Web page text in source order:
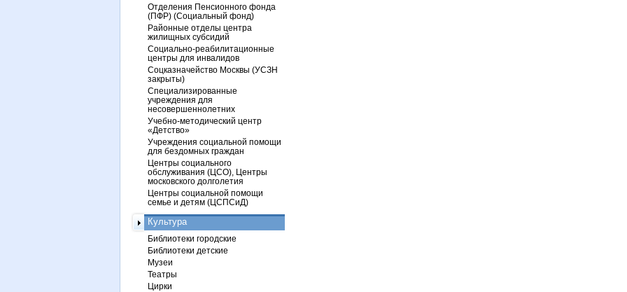
Отделения Пенсионного фонда
(ПФР) (Социальный фонд)
Районные отделы центра
жилищных субсидий
Социально-реабилитационные
центры для инвалидов
Соцказначейство Москвы (УСЗН
закрыты)
Специализированные
учреждения для
несовершеннолетних
Учебно-методический центр
«Детство»
Учреждения социальной помощи
для бездомных граждан
Центры социального
обслуживания (ЦСО), Центры
московского долголетия
Центры социальной помощи
семье и детям (ЦСПСиД)
Культура
Библиотеки городские
Библиотеки детские
Музеи
Театры
Цирки